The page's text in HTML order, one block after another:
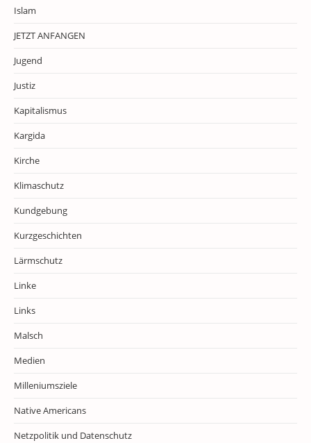
Islam
JETZT ANFANGEN
Jugend
Justiz
Kapitalismus
Kargida
Kirche
Klimaschutz
Kundgebung
Kurzgeschichten
Lärmschutz
Linke
Links
Malsch
Medien
Milleniumsziele
Native Americans
Netzpolitik und Datenschutz